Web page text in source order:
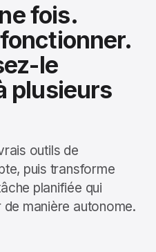
fois.
le
plusieurs
outils de
puis transforme
planifiée qui
manière autonome.